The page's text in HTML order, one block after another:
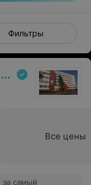
Фильтры
Все цены
за самый